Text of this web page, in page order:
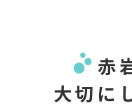
赤
大切に